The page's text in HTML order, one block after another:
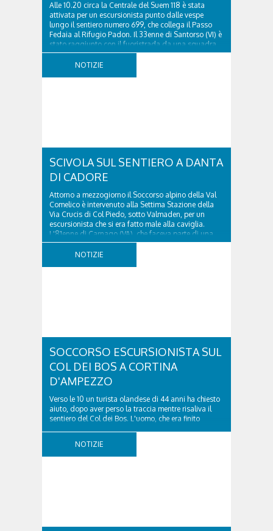
Alle 10.20 circa la Centrale del Suem 118 è stata
attivata per un escursionista punto dalle vespe
lungo il sentiero numero 699, che collega il Passo
Fedaia al Rifugio Padon. Il 33enne di Santorso (VI) è
stato raggiunto con il fuoristrada da una squadra
del Soccorso alpino della Val Pettorina...
NOTIZIE
SCIVOLA SUL SENTIERO A DANTA
DI CADORE
Attorno a mezzogiorno il Soccorso alpino della Val
Comelico è intervenuto alla Settima Stazione della
Via Crucis di Col Piedo, sotto Valmaden, per un
escursionista che si era fatto male alla caviglia.
L'81enne di Carnago (VA), che faceva parte di una
comitiva e aveva riportato un trauma...
NOTIZIE
SOCCORSO ESCURSIONISTA SUL
COL DEI BOS A CORTINA
D'AMPEZZO
Verso le 10 un turista olandese di 44 anni ha chiesto
aiuto, dopo aver perso la traccia mentre risaliva il
sentiero del Col dei Bos. L'uomo, che era finito
Torri del Falzarego, era...
NOTIZIE